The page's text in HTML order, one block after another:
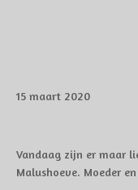
15 maart 2020
Vandaag zijn er maar
Malushoeve. Moeder